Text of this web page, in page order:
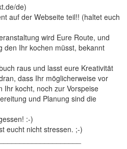
de)
auf der Webseite teil!! (haltet euch
wird Eure Route, und
den Ihr kochen müsst, bekannt
raus und lasst eure Kreativität
dass Ihr möglicherweise vor
Ihr kocht, noch zur Vorspeise
und Planung sind die
:-)
eucht nicht stressen. ;-)